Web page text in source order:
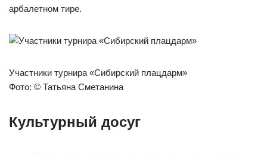
арбалетном тире.
Участники турнира «Сибирский плацдарм»
Фото: © Татьяна Сметанина
Культурный досуг